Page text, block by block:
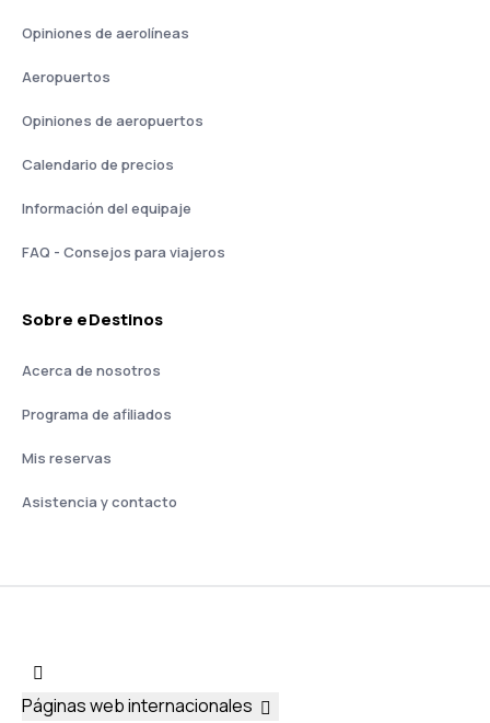
Opiniones de aerolíneas
Aeropuertos
Opiniones de aeropuertos
Calendario de precios
Información del equipaje
FAQ - Consejos para viajeros
Sobre eDestinos
Acerca de nosotros
Programa de afiliados
Mis reservas
Asistencia y contacto
Páginas web internacionales